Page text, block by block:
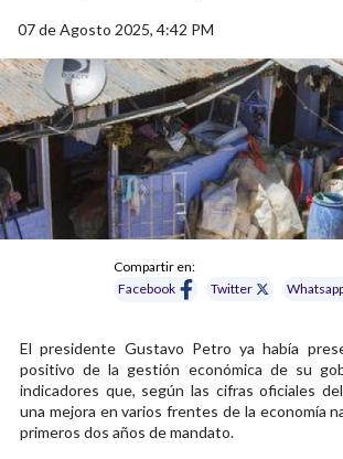
07 de Agosto 2025, 4:42 PM
Compartir en:
Facebook
Twitter
El presidente Gustavo Petro ya había
positivo de la gestión económica de su
indicadores que, según las cifras oficiales
una mejora en varios frentes de la economía
primeros dos años de mandato.